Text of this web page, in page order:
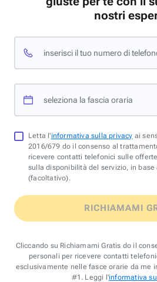
nostri
inserisci il tuo numero di
seleziona la fascia oraria
Letta l'informativa sulla privacy ai
2016/679 do il consenso al
ricevere contatti telefonici sulle
sulla disponibilità del servizio, in
(facoltativo).
RICHIAMAMI
Cliccando su Richiamami Gratis do il
personali per ricevere contatti
esclusivamente nelle fasce orarie da me
#1. Leggi l'informativa